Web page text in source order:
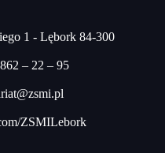
1 - Lębork 84-300
– 22 – 95
ZSMILebork